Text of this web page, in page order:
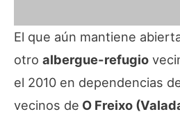
El que aún mantiene
otro albergue-refugio
el 2010 en dependencias
vecinos de O Freixo